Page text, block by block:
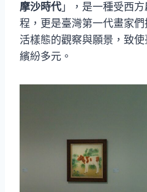
摩沙時代」，是一種受西
程，更是臺灣第一代畫家
活樣態的觀察與願景，致
繽紛多元。